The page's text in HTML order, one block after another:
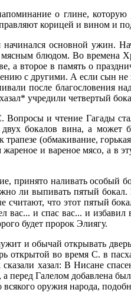
о глине,
корицей и вином и
основной ужин.
блюдом. Во времена
а второе в память о
с другими. А если сын не
после благословения
учредили четвертый
и чтение Гагады
бокалов вина, а
трапезе (обмакивание,
и вареное мясо, а в
принято наливать особый
ли выпивать пятый
считают, что этот пятый
вас... и спас вас... и
будет пророк Элиягу.
и обычай открывать
открытой во время С. в
хазал: В Нисане
перед Галелом добавлена
оружия народа,